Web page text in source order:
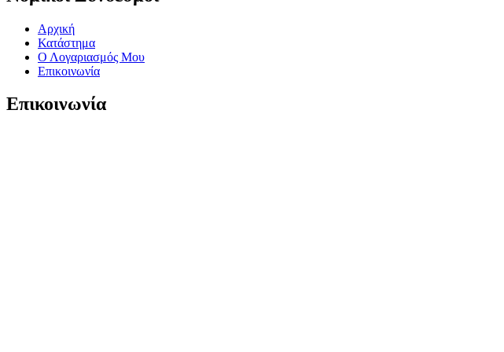
Αρχική
Κατάστημα
Ο Λογαριασμός Μου
Επικοινωνία
Επικοινωνία